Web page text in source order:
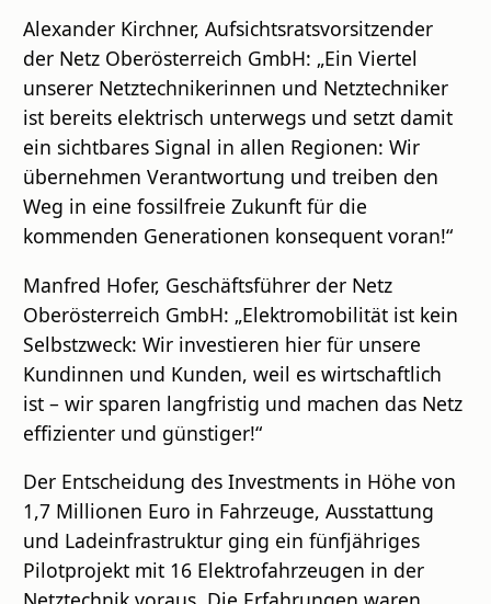
Alexander Kirchner, Aufsichtsratsvorsitzender
der Netz Oberösterreich GmbH: „Ein Viertel
unserer Netztechnikerinnen und Netztechniker
ist bereits elektrisch unterwegs und setzt damit
ein sichtbares Signal in allen Regionen: Wir
übernehmen Verantwortung und treiben den
Weg in eine fossilfreie Zukunft für die
kommenden Generationen konsequent voran!“
Manfred Hofer, Geschäftsführer der Netz
Oberösterreich GmbH: „Elektromobilität ist kein
Selbstzweck: Wir investieren hier für unsere
Kundinnen und Kunden, weil es wirtschaftlich
ist – wir sparen langfristig und machen das Netz
effizienter und günstiger!“
Der Entscheidung des Investments in Höhe von
1,7 Millionen Euro in Fahrzeuge, Ausstattung
und Ladeinfrastruktur ging ein fünfjähriges
Pilotprojekt mit 16 Elektrofahrzeugen in der